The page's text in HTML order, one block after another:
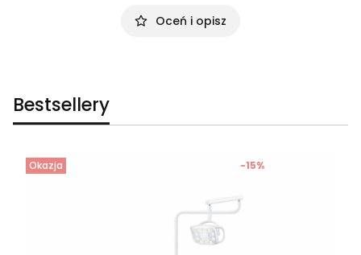
Oceń i opisz
Bestsellery
Okazja -15%